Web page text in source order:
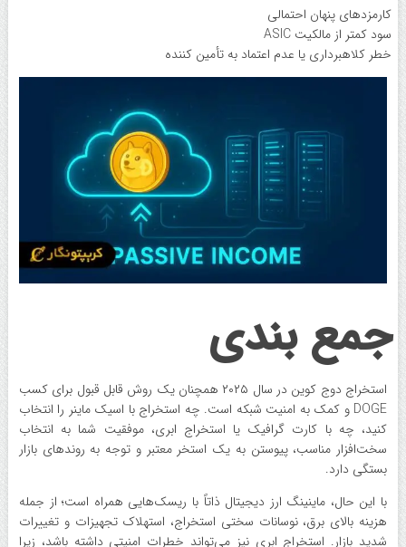
کارمزدهای پنهان احتمالی
سود کمتر از مالکیت ASIC
خطر کلاهبرداری یا عدم اعتماد به تأمین کننده
جمع بندی
استخراج دوج کوین در سال ۲۰۲۵ همچنان یک روش قابل‌ قبول برای کسب
DOGE و کمک به امنیت شبکه است. چه استخراج با اسیک ماینر را انتخاب
کنید، چه با کارت گرافیک یا استخراج ابری، موفقیت شما به انتخاب
سخت‌افزار مناسب، پیوستن به یک استخر معتبر و توجه به روندهای بازار
بستگی دارد.
با این حال، ماینینگ ارز دیجیتال ذاتاً با ریسک‌هایی همراه است؛ از جمله
هزینه بالای برق، نوسانات سختی استخراج، استهلاک تجهیزات و تغییرات
شدید بازار. استخراج ابری نیز می‌تواند خطرات امنیتی داشته باشد، زیرا